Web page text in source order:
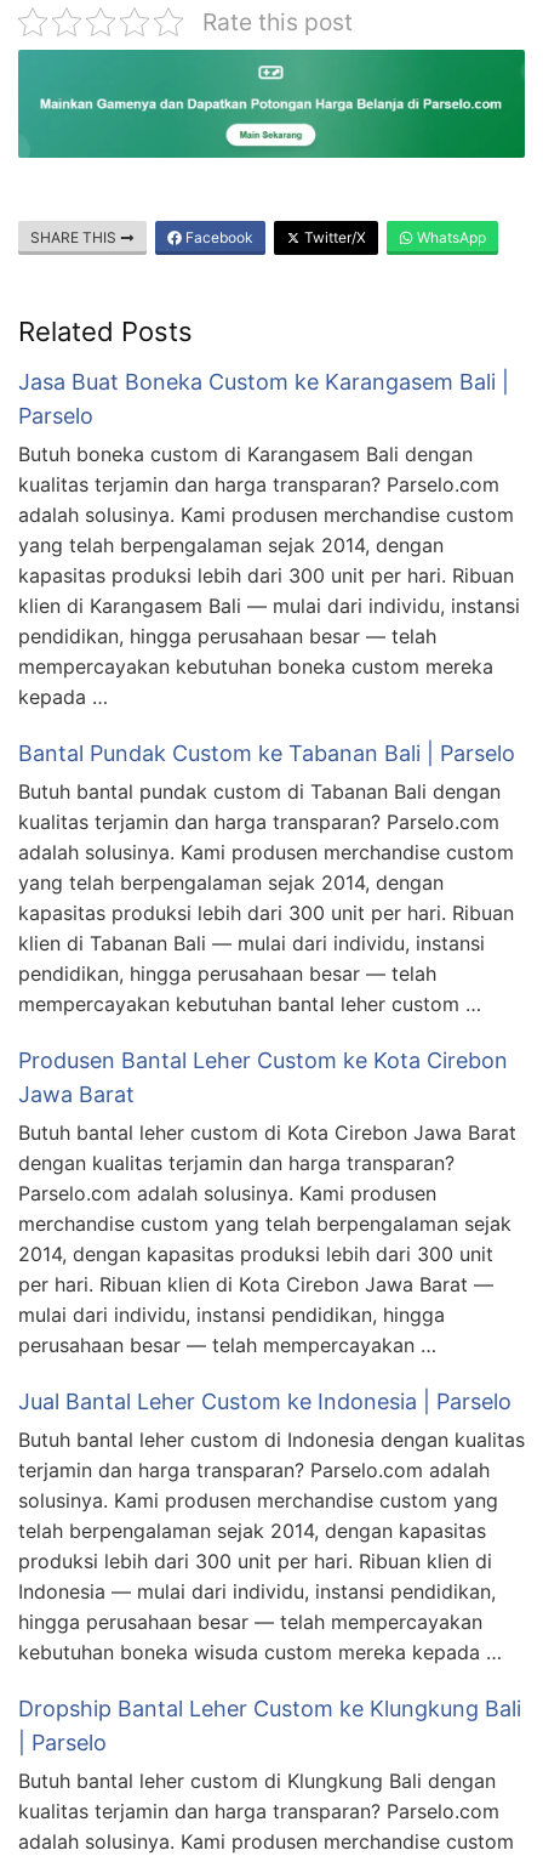
Rate this post
SHARE THIS Facebook Twitter/X WhatsApp
Related Posts
Jasa Buat Boneka Custom ke Karangasem Bali |
Parselo
Butuh boneka custom di Karangasem Bali dengan
kualitas terjamin dan harga transparan? Parselo.com
adalah solusinya. Kami produsen merchandise custom
yang telah berpengalaman sejak 2014, dengan
kapasitas produksi lebih dari 300 unit per hari. Ribuan
klien di Karangasem Bali — mulai dari individu, instansi
pendidikan, hingga perusahaan besar — telah
mempercayakan kebutuhan boneka custom mereka
kepada …
Bantal Pundak Custom ke Tabanan Bali | Parselo
Butuh bantal pundak custom di Tabanan Bali dengan
kualitas terjamin dan harga transparan? Parselo.com
adalah solusinya. Kami produsen merchandise custom
yang telah berpengalaman sejak 2014, dengan
kapasitas produksi lebih dari 300 unit per hari. Ribuan
klien di Tabanan Bali — mulai dari individu, instansi
pendidikan, hingga perusahaan besar — telah
mempercayakan kebutuhan bantal leher custom …
Produsen Bantal Leher Custom ke Kota Cirebon
Jawa Barat
Butuh bantal leher custom di Kota Cirebon Jawa Barat
dengan kualitas terjamin dan harga transparan?
Parselo.com adalah solusinya. Kami produsen
merchandise custom yang telah berpengalaman sejak
2014, dengan kapasitas produksi lebih dari 300 unit
per hari. Ribuan klien di Kota Cirebon Jawa Barat —
mulai dari individu, instansi pendidikan, hingga
perusahaan besar — telah mempercayakan …
Jual Bantal Leher Custom ke Indonesia | Parselo
Butuh bantal leher custom di Indonesia dengan kualitas
terjamin dan harga transparan? Parselo.com adalah
solusinya. Kami produsen merchandise custom yang
telah berpengalaman sejak 2014, dengan kapasitas
produksi lebih dari 300 unit per hari. Ribuan klien di
Indonesia — mulai dari individu, instansi pendidikan,
hingga perusahaan besar — telah mempercayakan
kebutuhan boneka wisuda custom mereka kepada …
Dropship Bantal Leher Custom ke Klungkung Bali
| Parselo
Butuh bantal leher custom di Klungkung Bali dengan
kualitas terjamin dan harga transparan? Parselo.com
adalah solusinya. Kami produsen merchandise custom